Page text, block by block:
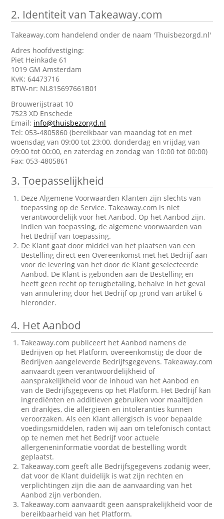
2. Identiteit van Takeaway.com
Takeaway.com handelend onder de naam 'Thuisbezorgd.nl'
Adres hoofdvestiging:
Piet Heinkade 61
1019 GM Amsterdam
KvK: 64473716
BTW-nr: NL815697661B01
Brouwerijstraat 10
7523 XD Enschede
Email: info@thuisbezorgd.nl
Tel: 053-4805860 (bereikbaar van maandag tot en met
woensdag van 09:00 tot 23:00, donderdag en vrijdag van
09:00 tot 00:00, en zaterdag en zondag van 10:00 tot 00:00)
Fax: 053-4805861
3. Toepasselijkheid
Deze Algemene Voorwaarden Klanten zijn slechts van
toepassing op de Service. Takeaway.com is niet
verantwoordelijk voor het Aanbod. Op het Aanbod zijn,
indien van toepassing, de algemene voorwaarden van
het Bedrijf van toepassing.
De Klant gaat door middel van het plaatsen van een
Bestelling direct een Overeenkomst met het Bedrijf aan
voor de levering van het door de Klant geselecteerde
Aanbod. De Klant is gebonden aan de Bestelling en
heeft geen recht op terugbetaling, behalve in het geval
van annulering door het Bedrijf op grond van artikel 6
hieronder.
4. Het Aanbod
Takeaway.com publiceert het Aanbod namens de
Bedrijven op het Platform, overeenkomstig de door de
Bedrijven aangeleverde Bedrijfsgegevens. Takeaway.com
aanvaardt geen verantwoordelijkheid of
aansprakelijkheid voor de inhoud van het Aanbod en
van de Bedrijfsgegevens op het Platform. Het Bedrijf kan
ingrediënten en additieven gebruiken voor maaltijden
en drankjes, die allergieën en intoleranties kunnen
veroorzaken. Als een Klant allergisch is voor bepaalde
voedingsmiddelen, raden wij aan om telefonisch contact
op te nemen met het Bedrijf voor actuele
allergeneninformatie voordat de bestelling wordt
geplaatst.
Takeaway.com geeft alle Bedrijfsgegevens zodanig weer,
dat voor de Klant duidelijk is wat zijn rechten en
verplichtingen zijn die aan de aanvaarding van het
Aanbod zijn verbonden.
Takeaway.com aanvaardt geen aansprakelijkheid voor de
bereikbaarheid van het Platform.